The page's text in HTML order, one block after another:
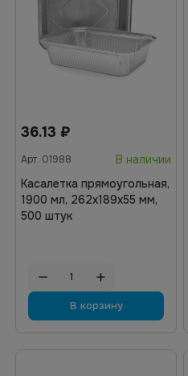
36.13 ₽
Арт. 01988
В наличии
Касалетка прямоугольная,
1900 мл, 262х189х55 мм,
500 штук
В корзину